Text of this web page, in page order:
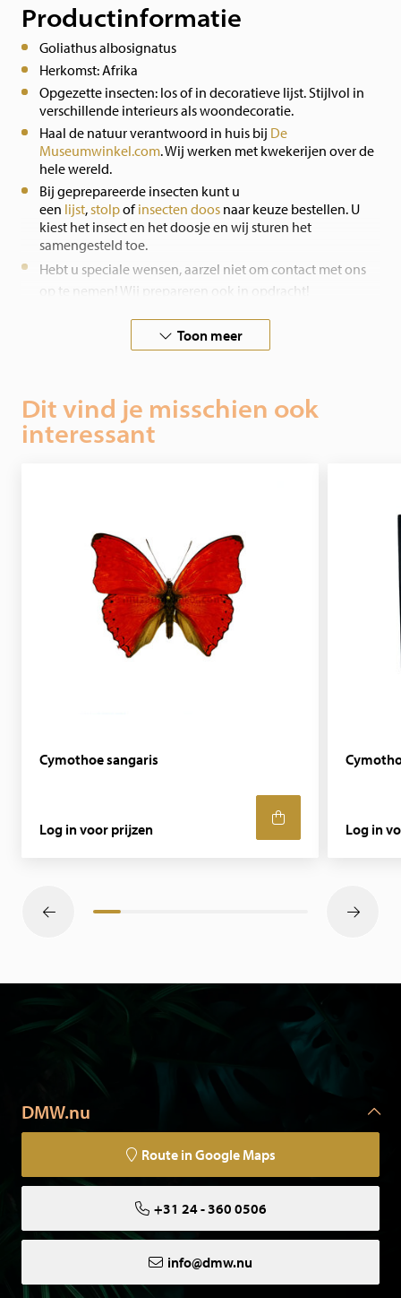
Productinformatie
Goliathus albosignatus
Herkomst: Afrika
Opgezette insecten: los of in decoratieve lijst. Stijlvol in
verschillende interieurs als woondecoratie.
Haal de natuur verantwoord in huis bij De
Museumwinkel.com. Wij werken met kwekerijen over de
hele wereld.
Bij geprepareerde insecten kunt u
een lijst,stolpofinsecten doos naar keuze bestellen. U
kiest het insect en het doosje en wij sturen het
samengesteld toe.
Hebt u speciale wensen, aarzel niet om contact met ons
op te nemen! Wij prepareren ook in opdracht!
Toon meer
Dit vind je misschien ook
interessant
Cymothoe sangaris
Log in voor prijzen Log in
DMW.nu
Route in Google Maps
+31 24 - 360 0506
info@dmw.nu